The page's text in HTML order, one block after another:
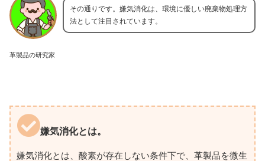
革製品の研究家
その通りです。嫌気消化は、環境に優しい廃棄物処理方
法として注目されています。
嫌気消化とは。
嫌気消化とは、酸素が存在しない条件下で、革製品を微生